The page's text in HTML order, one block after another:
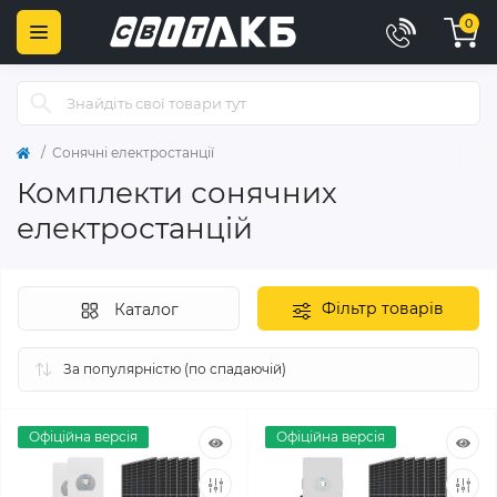
0
Сонячні електростанції
Комплекти сонячних
електростанцій
Фільтр товарів
Каталог
Офіційна версія Офіційна версія